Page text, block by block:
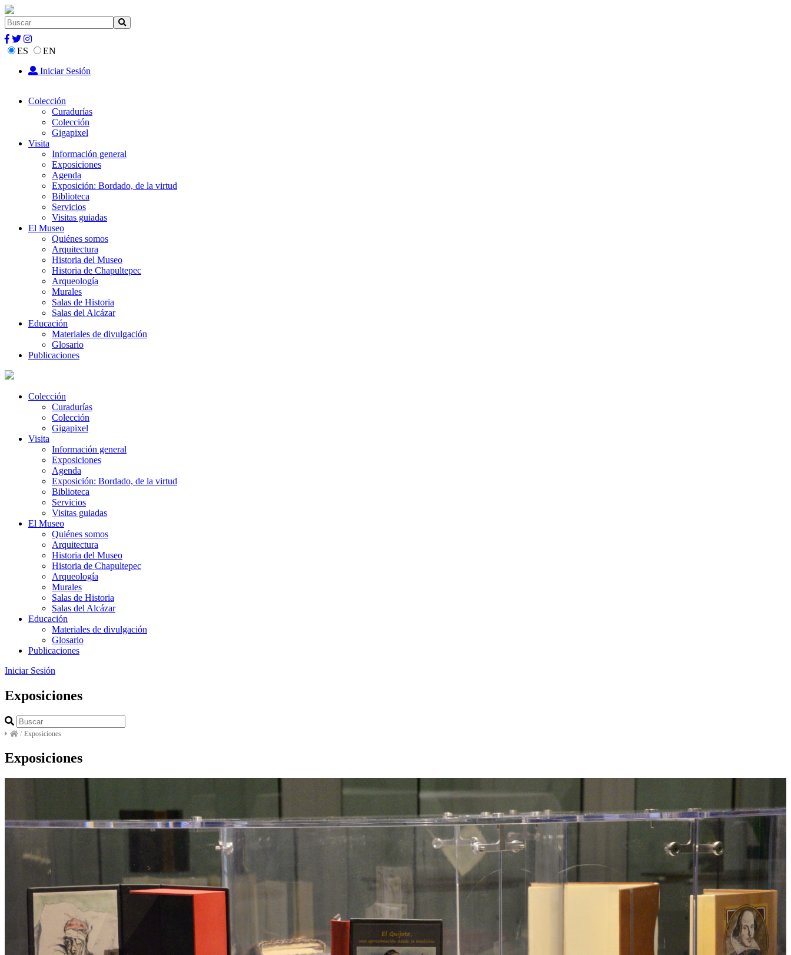
ES
EN
Iniciar Sesión
Colección
Curadurías
Colección
Gigapixel
Visita
Información general
Exposiciones
Agenda
Exposición: Bordado, de la virtud
Biblioteca
Servicios
Visitas guiadas
El Museo
Quiénes somos
Arquitectura
Historia del Museo
Historia de Chapultepec
Arqueología
Murales
Salas de Historia
Salas del Alcázar
Educación
Materiales de divulgación
Glosario
Publicaciones
Colección
Curadurías
Colección
Gigapixel
Visita
Información general
Exposiciones
Agenda
Exposición: Bordado, de la virtud
Biblioteca
Servicios
Visitas guiadas
El Museo
Quiénes somos
Arquitectura
Historia del Museo
Historia de Chapultepec
Arqueología
Murales
Salas de Historia
Salas del Alcázar
Educación
Materiales de divulgación
Glosario
Publicaciones
Iniciar Sesión
Exposiciones
/ Exposiciones
Exposiciones